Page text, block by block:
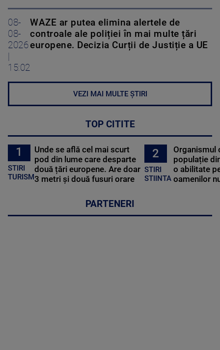
08-
08-
2026
|
15:02
WAZE ar putea elimina alertele de
controale ale poliției în mai multe țări
europene. Decizia Curții de Justiție a UE
VEZI MAI MULTE ȘTIRI
TOP CITITE
1
STIRI
TURISM
Unde se află cel mai scurt
pod din lume care desparte
două țări europene. Are doar
3 metri și două fusuri orare
2
STIRI
STIINTA
Organismul
populație
o abilitate
oamenilor
PARTENERI